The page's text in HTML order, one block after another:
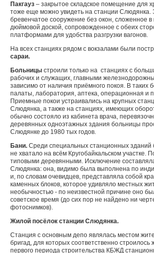
Пакгауз – закрытое складское помещение для
тоже еще можно увидеть на станции Слюдянка.
бревенчатое сооружение без окон, сложенное
дюймовой доской, сопровожденное с обеих
платформами для удобства разгрузки вагонов.
На всех станциях рядом с вокзалами были
сараи.
Больницы строили только на станциях с
рабочих и служащих, главными
зависимо от наличия приёмного покоя. В таких
палаты, лаборатория, аптека, операционная и
Приемные покои устраивались на крупных
Слюдянка, а также на станциях, имеющих
обычно состояло из кабинета врача,
деревянных одноэтажных здания больницы
Слюдянке до 1980 тых годов.
Бани. Среди специальных станционных зданий
не хватало на всём Кругобайкальском участке.
типовыми деревянными. Исключение
Слюдянка: она, видимо была выполнена по
и, по словам очевидцев, представляла собой
каменных блоков, которое удивляло местных
необычностью - по неизвестной причине оно
советское время (до сих пор не найдено ни
фотоснимков).
Жилой посёлок станции Слюдянка.
Станция с основным депо являлась местом
бригад, для которых соответственно строилось
первого периода строительства КБЖД